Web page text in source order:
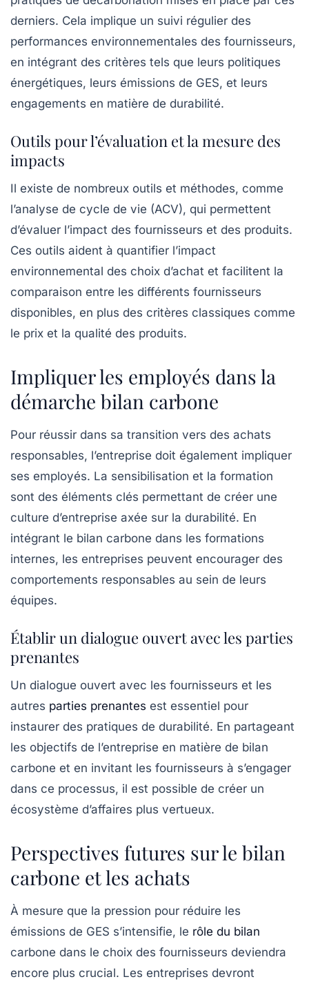
derniers. Cela implique un suivi régulier des
performances environnementales des fournisseurs,
en intégrant des critères tels que leurs politiques
énergétiques, leurs émissions de GES, et leurs
engagements en matière de durabilité.
Outils pour l’évaluation et la mesure des
impacts
Il existe de nombreux outils et méthodes, comme
l’analyse de cycle de vie (ACV), qui permettent
d’évaluer l’impact des fournisseurs et des produits.
Ces outils aident à quantifier l’impact
environnemental des choix d’achat et facilitent la
comparaison entre les différents fournisseurs
disponibles, en plus des critères classiques comme
le prix et la qualité des produits.
Impliquer les employés dans la
démarche bilan carbone
Pour réussir dans sa transition vers des achats
responsables, l’entreprise doit également impliquer
ses employés. La sensibilisation et la formation
sont des éléments clés permettant de créer une
culture d’entreprise axée sur la durabilité. En
intégrant le bilan carbone dans les formations
internes, les entreprises peuvent encourager des
comportements responsables au sein de leurs
équipes.
Établir un dialogue ouvert avec les parties
prenantes
Un dialogue ouvert avec les fournisseurs et les
autres parties prenantes est essentiel pour
instaurer des pratiques de durabilité. En partageant
les objectifs de l’entreprise en matière de bilan
carbone et en invitant les fournisseurs à s’engager
dans ce processus, il est possible de créer un
écosystème d’affaires plus vertueux.
Perspectives futures sur le bilan
carbone et les achats
À mesure que la pression pour réduire les
émissions de GES s’intensifie, le rôle du bilan
carbone dans le choix des fournisseurs deviendra
encore plus crucial. Les entreprises devront